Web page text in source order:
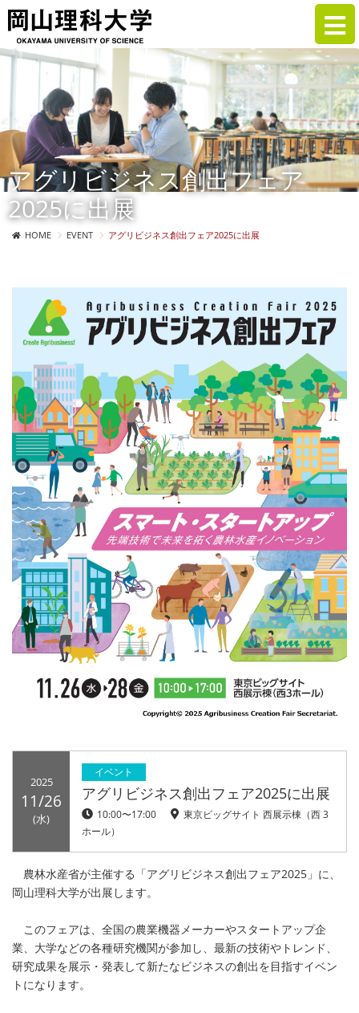
アグリビジネス創出フェア
2025に出展
HOME EVENT アグリビジネス創出フェア2025に出展
2025
11/26
(水)
イベント
アグリビジネス創出フェア2025に出展
10:00〜17:00
東京ビッグサイト 西展示棟（西 3
ホール）
農林水産省が主催する「アグリビジネス創出フェア2025」に、
岡山理科大学が出展します。
このフェアは、全国の農業機器メーカーやスタートアップ企
業、大学などの各種研究機関が参加し、最新の技術やトレンド、
研究成果を展示・発表して新たなビジネスの創出を目指すイベン
トになります。